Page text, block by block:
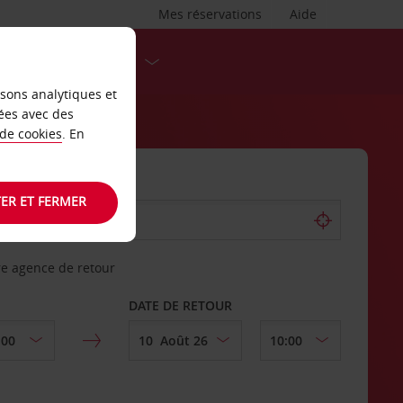
Aide
Mes réservations
agence de retour
DATE DE RETOUR
analytiques et
avec des
cookies. En
ET FERMER